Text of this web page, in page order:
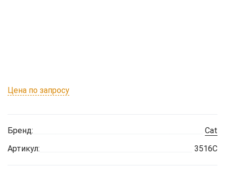
Цена по запросу
Бренд:
Cat
Артикул:
3516C